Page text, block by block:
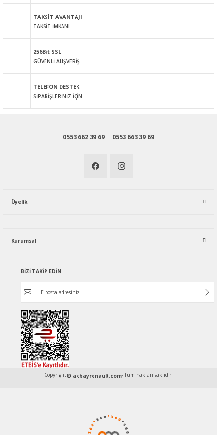
Bu ürüne benzer farklı alternatifler olmalı.
TAKSİT AVANTAJI
TAKSİT İMKANI
256Bit SSL
GÜVENLİ ALIŞVERİŞ
TELEFON DESTEK
SİPARİŞLERİNİZ İÇİN
0553 662 39 69 0553 663 39 69
Üyelik
Kurumsal
BİZİ TAKİP EDİN
Copyright© akbayrenault.com- Tüm hakları saklıdır.